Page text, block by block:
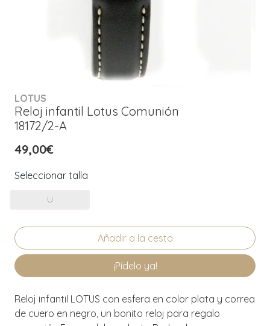
LOTUS
Reloj infantil Lotus Comunión
18172/2-A
49,00€
Seleccionar talla
U
¡Pídelo ya!
Reloj infantil LOTUS con esfera en color plata y correa
de cuero en negro, un bonito reloj para regalo